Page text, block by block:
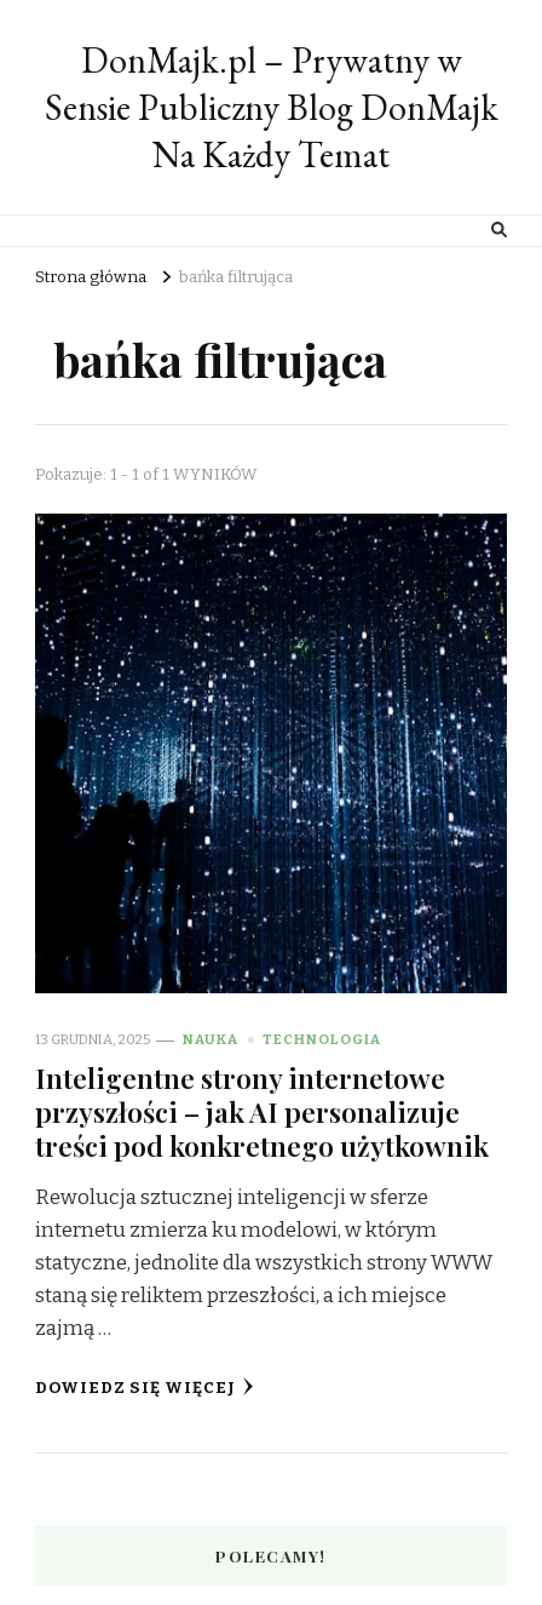
DonMajk.pl – Prywatny w
Sensie Publiczny Blog DonMajk
Na Każdy Temat
Strona główna bańka filtrująca
bańka filtrująca
Pokazuje: 1 - 1 of 1 WYNIKÓW
13 GRUDNIA, 2025 NAUKA TECHNOLOGIA
Inteligentne strony internetowe
przyszłości – jak AI personalizuje
treści pod konkretnego użytkownik
Rewolucja sztucznej inteligencji w sferze
internetu zmierza ku modelowi, w którym
statyczne, jednolite dla wszystkich strony WWW
staną się reliktem przeszłości, a ich miejsce
zajmą …
DOWIEDZ SIĘ WIĘCEJ
POLECAMY!